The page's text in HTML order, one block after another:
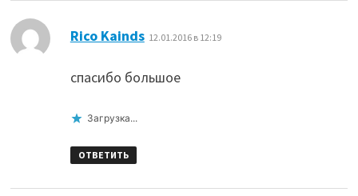
Rico Kainds: 12.01.2016 в 12:19
спасибо большое
Загрузка...
ОТВЕТИТЬ